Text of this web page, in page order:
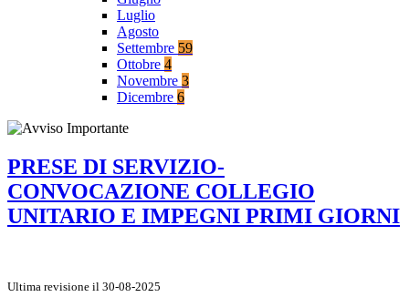
Luglio
Agosto
Settembre 59
Ottobre 4
Novembre 3
Dicembre 6
PRESE DI SERVIZIO-
CONVOCAZIONE COLLEGIO
UNITARIO E IMPEGNI PRIMI GIORNI
Ultima revisione il 30-08-2025